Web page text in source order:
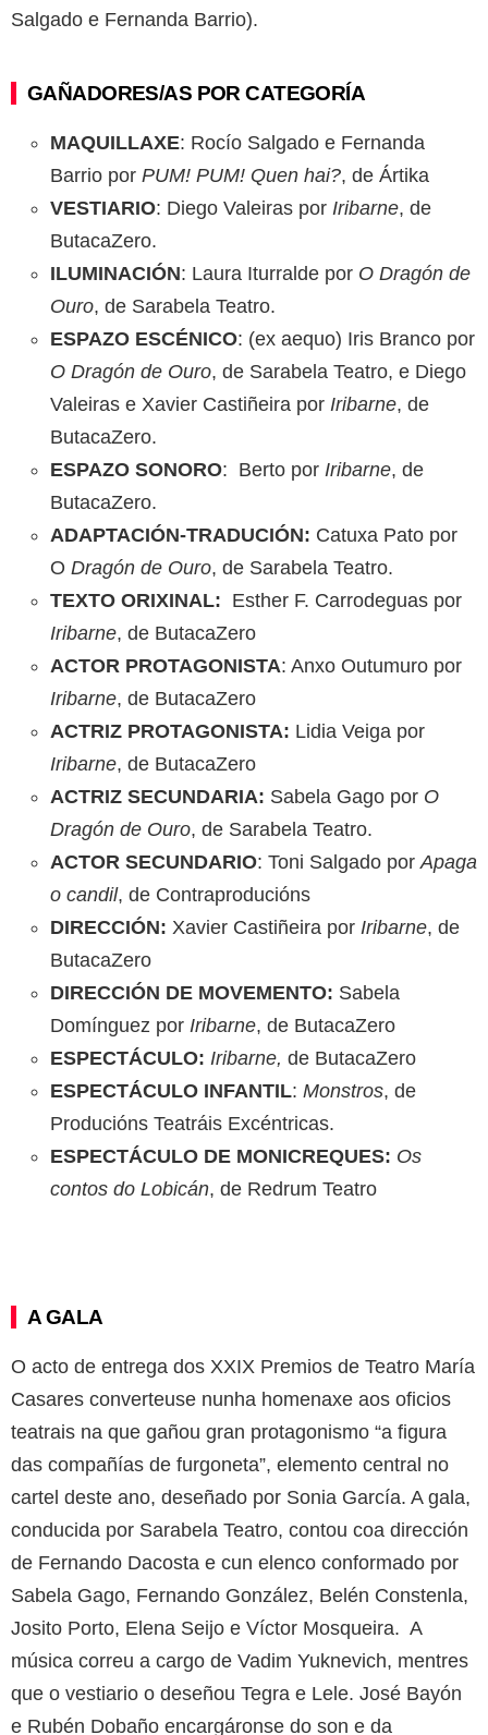
Salgado e Fernanda Barrio).
GAÑADORES/AS POR CATEGORÍA
MAQUILLAXE: Rocío Salgado e Fernanda
Barrio por PUM! PUM! Quen hai?, de Ártika
VESTIARIO: Diego Valeiras por Iribarne, de
ButacaZero.
ILUMINACIÓN: Laura Iturralde por O Dragón de
Ouro, de Sarabela Teatro.
ESPAZO ESCÉNICO: (ex aequo) Iris Branco por
O Dragón de Ouro, de Sarabela Teatro, e Diego
Valeiras e Xavier Castiñeira por Iribarne, de
ButacaZero.
ESPAZO SONORO: Berto por Iribarne, de
ButacaZero.
ADAPTACIÓN-TRADUCIÓN: Catuxa Pato por
O Dragón de Ouro, de Sarabela Teatro.
TEXTO ORIXINAL: Esther F. Carrodeguas por
Iribarne, de ButacaZero
ACTOR PROTAGONISTA: Anxo Outumuro por
Iribarne, de ButacaZero
ACTRIZ PROTAGONISTA: Lidia Veiga por
Iribarne, de ButacaZero
ACTRIZ SECUNDARIA: Sabela Gago por O
Dragón de Ouro, de Sarabela Teatro.
ACTOR SECUNDARIO: Toni Salgado porApaga
o candil, de Contraproducións
DIRECCIÓN: Xavier Castiñeira por Iribarne, de
ButacaZero
DIRECCIÓN DE MOVEMENTO: Sabela
Domínguez por Iribarne, de ButacaZero
ESPECTÁCULO: Iribarne, de ButacaZero
ESPECTÁCULO INFANTIL: Monstros, de
Producións Teatráis Excéntricas.
ESPECTÁCULO DE MONICREQUES: Os
contos do Lobicán, de Redrum Teatro
A GALA
O acto de entrega dos XXIX Premios de Teatro María
Casares converteuse nunha homenaxe aos oficios
teatrais na que gañou gran protagonismo “a figura
das compañías de furgoneta”, elemento central no
cartel deste ano, deseñado por Sonia García. A gala,
conducida por Sarabela Teatro, contou coa dirección
de Fernando Dacosta e cun elenco conformado por
Sabela Gago, Fernando González, Belén Constenla,
Josito Porto, Elena Seijo e Víctor Mosqueira. A
música correu a cargo de Vadim Yuknevich, mentres
que o vestiario o deseñou Tegra e Lele. José Bayón
e Rubén Dobaño encargáronse do son e da